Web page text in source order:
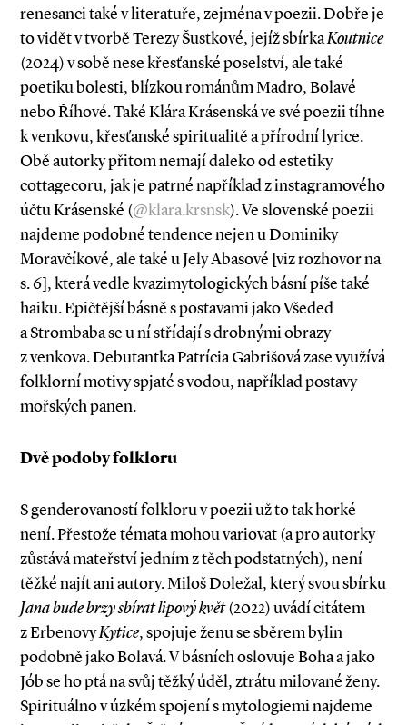
renesanci také v literatuře, zejména v poezii. Dobře je
to vidět v tvorbě Terezy Šustkové, jejíž sbírkaKoutnice
(2024) v sobě nese křesťanské poselství, ale také
poetiku bolesti, blízkou románům Madro, Bolavé
nebo Říhové. Také Klára Krásenská ve své poezii tíhne
k venkovu, křesťanské spiritualitě a přírodní lyrice.
Obě autorky přitom nemají daleko od estetiky
cottagecoru, jak je patrné například z instagramového
účtu Krásenské (@klara.krsnsk). Ve slovenské poezii
najdeme podobné tendence nejen u Dominiky
Moravčíkové, ale také u Jely Abasové [viz rozhovor na
s. 6], která vedle kvazimytologických básní píše také
haiku. Epičtější básně s postavami jako Všeded
a Strombaba se u ní střídají s drobnými obrazy
z venkova. Debutantka Patrícia Gabrišová zase využívá
folklorní motivy spjaté s vodou, například postavy
mořských panen.
Dvě podoby folkloru
S genderovaností folkloru v poezii už to tak horké
není. Přestože témata mohou variovat (a pro autorky
zůstává mateřství jedním z těch podstatných), není
těžké najít ani autory. Miloš Doležal, který svou sbírku
Jana bude brzy sbírat lipový květ(2022) uvádí citátem
z ErbenovyKytice, spojuje ženu se sběrem bylin
podobně jako Bolavá. V básních oslovuje Boha a jako
Jób se ho ptá na svůj těžký úděl, ztrátu milované ženy.
Spirituálno v úzkém spojení s mytologie­mi najdeme